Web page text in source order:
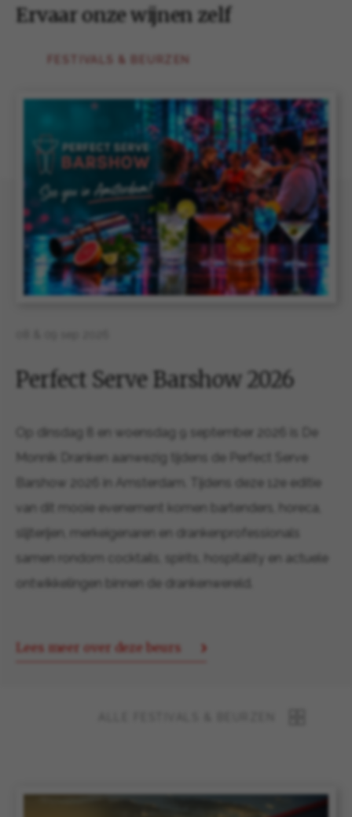
Ervaar onze wijnen zelf
Perfect Serve Barshow 2026
Op dinsdag 8 en woensdag 9 september 2026 is De
Monnik Dranken aanwezig tijdens de Perfect Serve
Barshow 2026 in Amsterdam. Tijdens deze 12e editie
van dit mooie evenement komen bartenders, horeca,
slijterijen, merkeigenaren en drankenprofessionals
samen rondom cocktails, spirits, hospitality en actuele
ontwikkelingen binnen de drankenwereld.
Lees meer over deze beurs